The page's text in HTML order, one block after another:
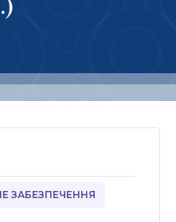
ЗАБЕЗПЕЧЕННЯ